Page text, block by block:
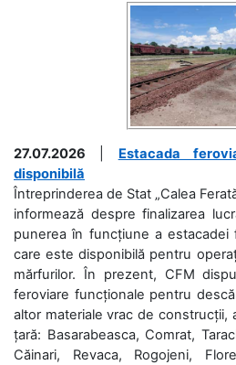
27.07.2026
Estacada
disponibilă
Întreprinderea de Stat „Calea
informează despre finalizarea
punerea în funcțiune a estacadei
care este disponibilă pentru
mărfurilor. În prezent, CFM
feroviare funcționale pentru
altor materiale vrac de construcții,
țară: Basarabeasca, Comrat,
Căinari, Revaca, Rogojeni,